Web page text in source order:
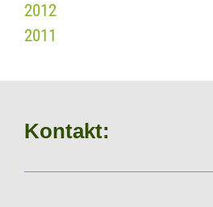
2012
2011
Kontakt: